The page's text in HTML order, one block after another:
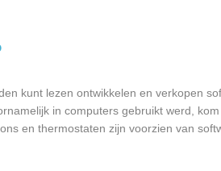
kunt lezen ontwikkelen en verkopen
in computers gebruikt werd,
en thermostaten zijn voorzien van